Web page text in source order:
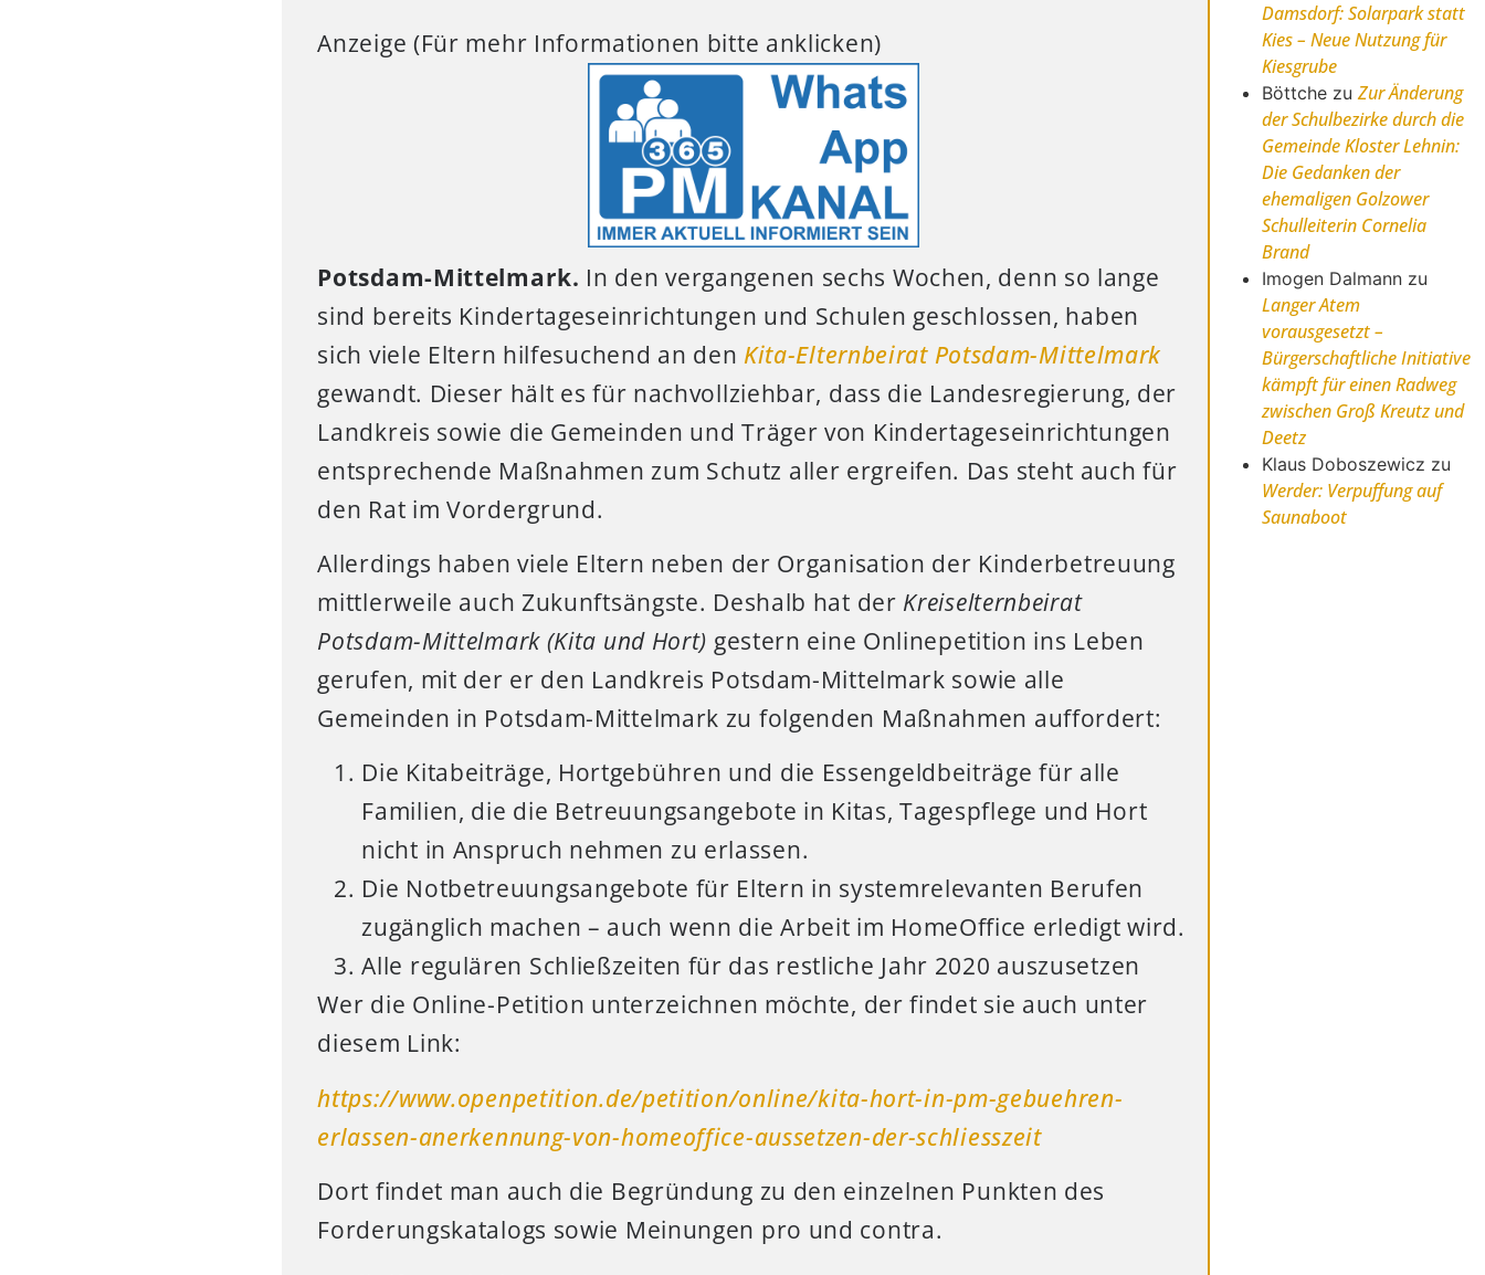
Anzeige (Für mehr Informationen bitte anklicken)
Potsdam-Mittelmark. In den vergangenen sechs Wochen, denn so lange
sind bereits Kindertageseinrichtungen und Schulen geschlossen, haben
sich viele Eltern hilfesuchend an den Kita-Elternbeirat Potsdam-Mittelmark
gewandt. Dieser hält es für nachvollziehbar, dass die Landesregierung, der
Landkreis sowie die Gemeinden und Träger von Kindertageseinrichtungen
entsprechende Maßnahmen zum Schutz aller ergreifen. Das steht auch für
den Rat im Vordergrund.
Allerdings haben viele Eltern neben der Organisation der Kinderbetreuung
mittlerweile auch Zukunftsängste. Deshalb hat der Kreiselternbeirat
Potsdam-Mittelmark (Kita und Hort) gestern eine Onlinepetition ins Leben
gerufen, mit der er den Landkreis Potsdam-Mittelmark sowie alle
Gemeinden in Potsdam-Mittelmark zu folgenden Maßnahmen auffordert:
Die Kitabeiträge, Hortgebühren und die Essengeldbeiträge für alle
Familien, die die Betreuungsangebote in Kitas, Tagespflege und Hort
nicht in Anspruch nehmen zu erlassen.
Die Notbetreuungsangebote für Eltern in systemrelevanten Berufen
zugänglich machen – auch wenn die Arbeit im HomeOffice erledigt wird.
Alle regulären Schließzeiten für das restliche Jahr 2020 auszusetzen
Wer die Online-Petition unterzeichnen möchte, der findet sie auch unter
diesem Link:
https://www.openpetition.de/petition/online/kita-hort-in-pm-gebuehren-
erlassen-anerkennung-von-homeoffice-aussetzen-der-schliesszeit
Dort findet man auch die Begründung zu den einzelnen Punkten des
Forderungskatalogs sowie Meinungen pro und contra.
Damsdorf: Solarpark statt
Kies – Neue Nutzung für
Kiesgrube
Böttche zuZur Änderung
der Schulbezirke durch die
Gemeinde Kloster Lehnin:
Die Gedanken der
ehemaligen Golzower
Schulleiterin Cornelia
Brand
Imogen Dalmann zu
Langer Atem
vorausgesetzt –
Bürgerschaftliche Initiative
kämpft für einen Radweg
zwischen Groß Kreutz und
Deetz
Klaus Doboszewicz zu
Werder: Verpuffung auf
Saunaboot